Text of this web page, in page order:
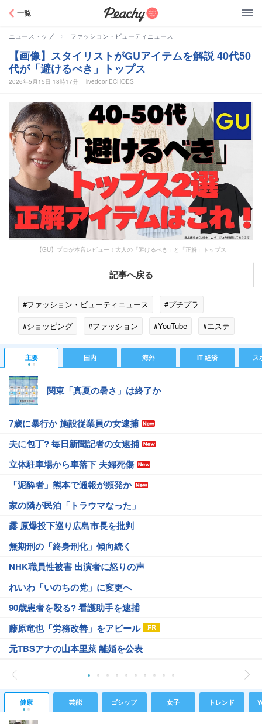
一覧
ニューストップ > ファッション・ビューティニュース
【画像】スタイリストがGUアイテムを解説 40代50
代が「避けるべき」トップス
2026年5月15日 18時17分 livedoor ECHOES
【GU】プロが本音レビュー！大人の「避けるべき」と「正解」トップス
記事へ戻る
#ファッション・ビューティニュース
#プチプラ
#ショッピング
#ファッション #YouTube #エステ
主要 国内 海外 IT 経済 ス
関東「真夏の暑さ」は終了か
7歳に暴行か 施設従業員の女逮捕
夫に包丁? 毎日新聞記者の女逮捕
立体駐車場から車落下 夫婦死傷
「泥酔者」熊本で通報が頻発か
家の隣が民泊「トラウマなった」
露 原爆投下巡り広島市長を批判
無期刑の「終身刑化」傾向続く
NHK職員性被害 出演者に怒りの声
れいわ「いのちの党」に変更へ
90歳患者を殴る? 看護助手を逮捕
藤原竜也「労務改善」をアピール
元TBSアナの山本里菜 離婚を公表
健康 芸能 ゴシップ 女子 トレンド